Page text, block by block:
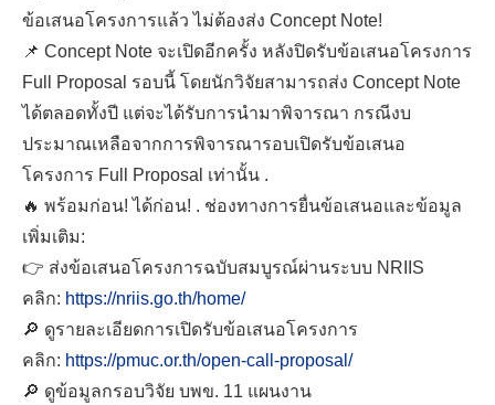
Search
for:
ข้อเสนอโครงการแล้ว ไม่ต้องส่ง Concept Note!
📌 Concept Note จะเปิดอีกครั้ง หลังปิดรับข้อเสนอโครงการ
Full Proposal รอบนี้ โดยนักวิจัยสามารถส่ง Concept Note
ได้ตลอดทั้งปี แต่จะได้รับการนำมาพิจารณา กรณีงบ
ประมาณเหลือจากการพิจารณารอบเปิดรับข้อเสนอ
โครงการ Full Proposal เท่านั้น .
🔥 พร้อมก่อน! ได้ก่อน! . ช่องทางการยื่นข้อเสนอและข้อมูล
เพิ่มเติม:
👉 ส่งข้อเสนอโครงการฉบับสมบูรณ์ผ่านระบบ NRIIS
คลิก: https://nriis.go.th/home/
🔎 ดูรายละเอียดการเปิดรับข้อเสนอโครงการ
คลิก: https://pmuc.or.th/open-call-proposal/
🔎 ดูข้อมูลกรอบวิจัย บพข. 11 แผนงาน